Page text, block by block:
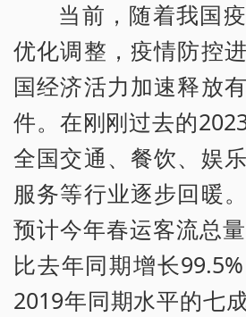
当前，随着我国
优化调整，疫情防控
国经济活力加速释放
件。在刚刚过去的
全国交通、餐饮、娱
服务等行业逐步回暖
预计今年春运客流总
比去年同期增长
2019年同期水平的七